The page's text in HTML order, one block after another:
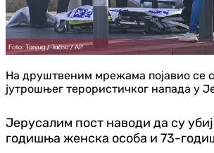
На друштвеним мрежама појавио се
јутрошњег терористичког напада у
Јерусалим пост наводи да су
годишња женска особа и 73-